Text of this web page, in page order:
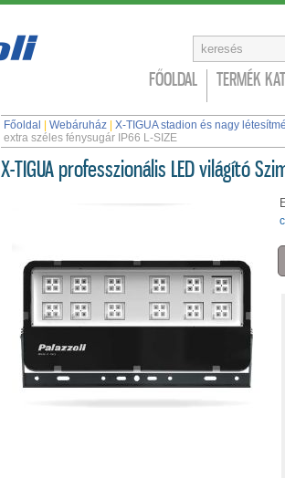
FŐOLDAL TERMÉK
Főoldal Webáruház X-TIGUA stadion és nagy
extra széles fénysugár IP66 L-SIZE
X-TIGUA professzionális LED világító